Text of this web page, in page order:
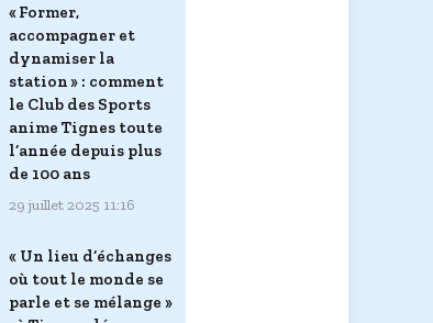
« Former,
accompagner et
dynamiser la
station » : comment
le Club des Sports
anime Tignes toute
l’année depuis plus
de 100 ans
29 juillet 2025 11:16
« Un lieu d’échanges
où tout le monde se
parle et se mélange »